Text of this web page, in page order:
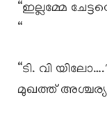
“ഇല്ലമ്മേ
“
“ടി. വി
മുഖത്ത്